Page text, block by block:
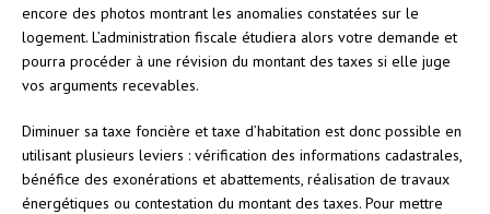
encore des photos montrant les anomalies constatées sur le
logement. L’administration fiscale étudiera alors votre demande et
pourra procéder à une révision du montant des taxes si elle juge
vos arguments recevables.
Diminuer sa taxe foncière et taxe d’habitation est donc possible en
utilisant plusieurs leviers : vérification des informations cadastrales,
bénéfice des exonérations et abattements, réalisation de travaux
énergétiques ou contestation du montant des taxes. Pour mettre